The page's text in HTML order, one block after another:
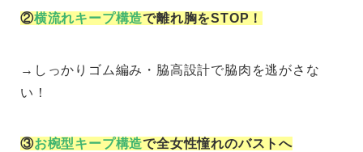
②横流れキープ構造で離れ胸をSTOP！
→しっかりゴム編み・脇高設計で脇肉を逃がさな
い！
③お椀型キープ構造で全女性憧れのバストへ